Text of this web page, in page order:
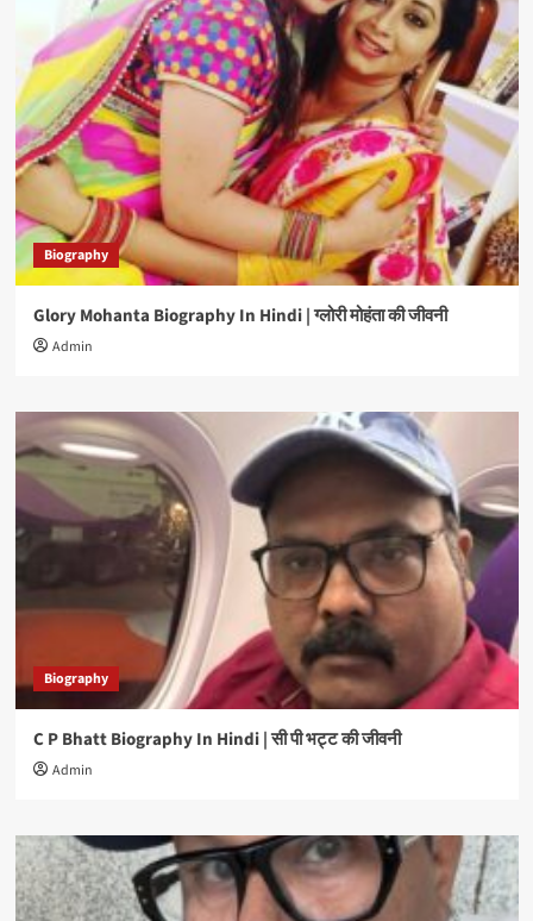
Biography
Glory Mohanta Biography In Hindi | ग्लोरी मोहंता की जीवनी
Admin
Biography
C P Bhatt Biography In Hindi | सी पी भट्ट की जीवनी
Admin